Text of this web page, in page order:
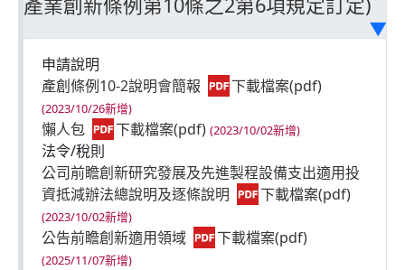
▶
申請說明
產創條例10-2說明會簡報
(2023/10/26新增)
懶人包 (2023/10/02新增)
法令/稅則
公司前瞻創新研究發展及先進製程設備支出適用投
資抵減辦法總說明及逐條說明
(2023/10/02新增)
公告前瞻創新適用領域
(2025/11/07新增)